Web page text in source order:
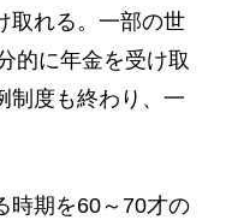
取れる。一部の世
的に年金を受け取
制度も終わり、一
時期を60～70才の